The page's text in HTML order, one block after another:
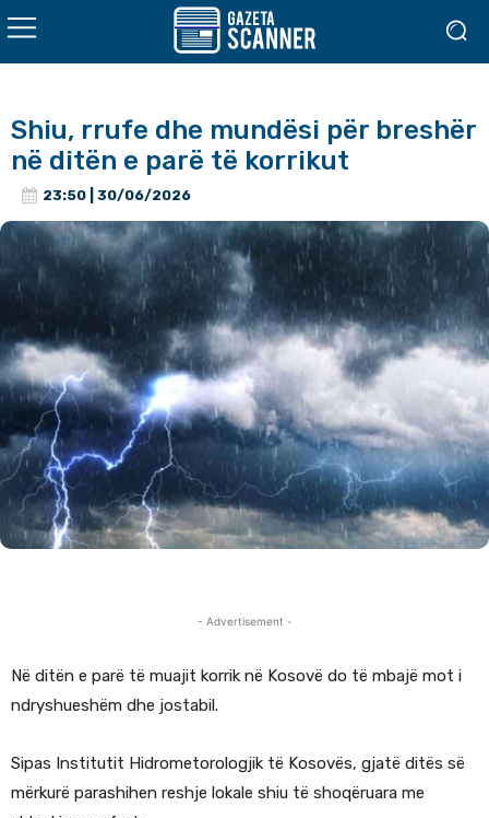
Shiu, rrufe dhe mundësi për breshër
në ditën e parë të korrikut
23:50 | 30/06/2026
- Advertisement -
Në ditën e parë të muajit korrik në Kosovë do të mbajë mot i
ndryshueshëm dhe jostabil.
Sipas Institutit Hidrometorologjik të Kosovës, gjatë ditës së
mërkurë parashihen reshje lokale shiu të shoqëruara me